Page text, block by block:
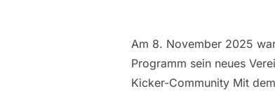
Am 8. November 2025
Programm sein neues
Kicker-Community Mit